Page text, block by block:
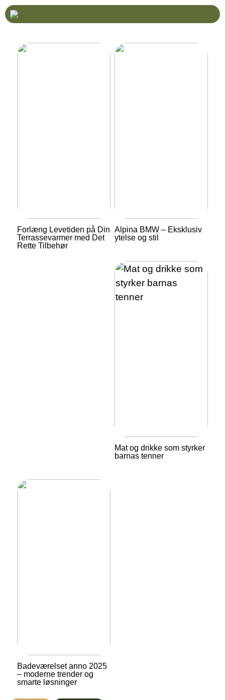
Forlæng Levetiden på Din
Terrassevarmer med Det
Rette Tilbehør
Alpina BMW – Eksklusiv
ytelse og stil
Mat og drikke som styrker
barnas tenner
Badeværelset anno 2025
– moderne trender og
smarte løsninger